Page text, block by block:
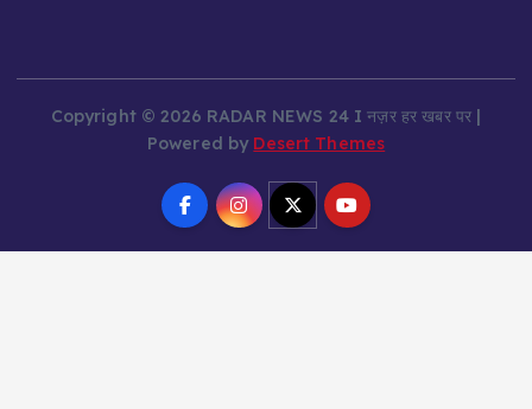
Powered byDesert Themes